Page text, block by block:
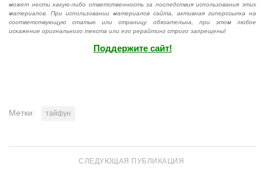
может нести какую-либо ответственность за последствия использования этих
материалов. При использовании материалов сайта, активная гиперссылка на
соответствующую статью или страницу обязательна, при этом любое
искажение оригнального текста или его рерайтинг строго запрещены!
Поддержите сайт!
Метки: тайфун
СЛЕДУЮЩАЯ ПУБЛИКАЦИЯ